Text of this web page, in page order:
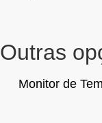
Outras
Monitor de